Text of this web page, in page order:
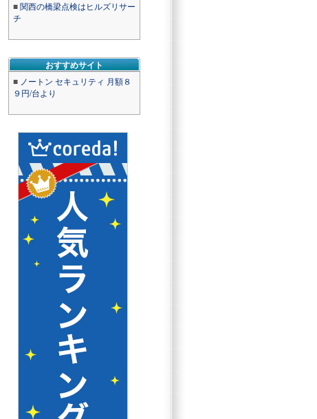
■ 関西の橋梁点検はヒルズリサー
チ
おすすめサイト
■ ノートン セキュリティ 月額８
９円/台より